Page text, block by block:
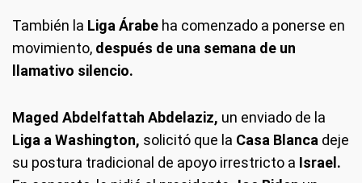
También la Liga Árabe ha comenzado a ponerse en
movimiento, después de una semana de un
llamativo silencio.
Maged Abdelfattah Abdelaziz, un enviado de la
Liga a Washington, solicitó que la Casa Blanca deje
su postura tradicional de apoyo irrestricto a Israel.